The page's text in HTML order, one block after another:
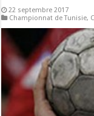
22 septembre 2017
Championnat de Tunisie,